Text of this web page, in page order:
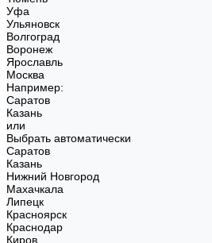
Уфа
Ульяновск
Волгоград
Воронеж
Ярославль
Москва
Например:
Саратов
Казань
или
Выбрать автоматически
Саратов
Казань
Нижний Новгород
Махачкала
Липецк
Красноярск
Краснодар
Киров